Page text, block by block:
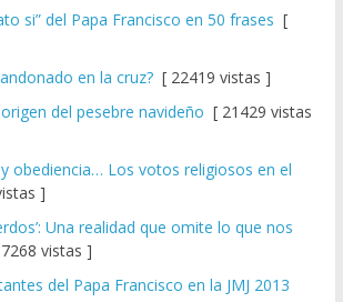
si” del Papa Francisco en 50 frases [
en la cruz?[ 22419 vistas ]
del pesebre navideño [ 21429 vistas
obediencia… Los votos religiosos en el
]
Una realidad que omite lo que nos
vistas ]
del Papa Francisco en la JMJ 2013